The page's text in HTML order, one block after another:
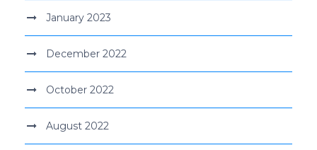
January 2023
December 2022
October 2022
August 2022